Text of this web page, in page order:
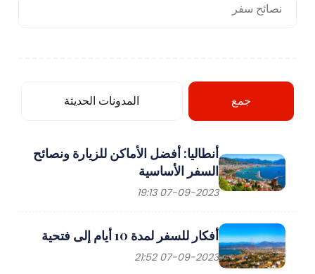
نصائح سفر
جمع المدونات الحديثة
أنطاليا: أفضل الأماكن للزيارة ونصائح
السفر الأساسية
07-09-2023 19:13
أفكار للسفر لمدة 10 أيام إلى فتحية
07-09-2023 21:52